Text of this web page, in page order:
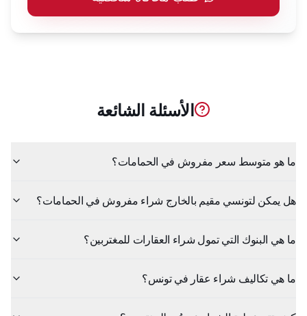
الأسئلة الشائعة
ما هو متوسط سعر مفروش في الحمامات؟
هل يمكن لتونسي مقيم بالخارج شراء مفروش في الحمامات؟
ما هي البنوك التي تمول شراء العقارات للمغتربين؟
ما هي تكاليف شراء عقار في تونس؟